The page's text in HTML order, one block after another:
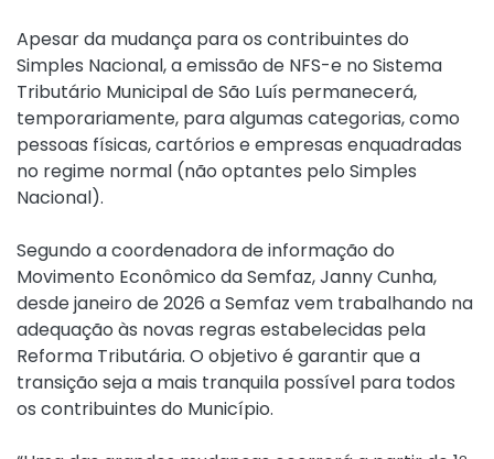
Apesar da mudança para os contribuintes do
Simples Nacional, a emissão de NFS-e no Sistema
Tributário Municipal de São Luís permanecerá,
temporariamente, para algumas categorias, como
pessoas físicas, cartórios e empresas enquadradas
no regime normal (não optantes pelo Simples
Nacional).
Segundo a coordenadora de informação do
Movimento Econômico da Semfaz, Janny Cunha,
desde janeiro de 2026 a Semfaz vem trabalhando na
adequação às novas regras estabelecidas pela
Reforma Tributária. O objetivo é garantir que a
transição seja a mais tranquila possível para todos
os contribuintes do Município.